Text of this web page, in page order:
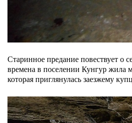
Старинное предание повествует о
времена в поселении Кунгур жила
которая приглянулась заезжему